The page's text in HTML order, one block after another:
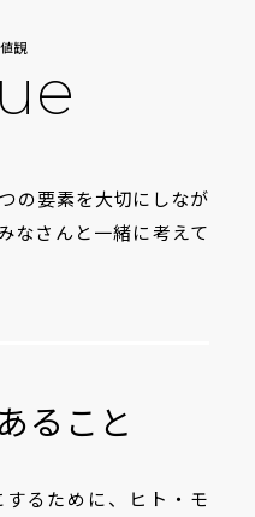
観
の要素を大切にしなが
なさんと一緒に考えて
ること
るために、ヒト・モ